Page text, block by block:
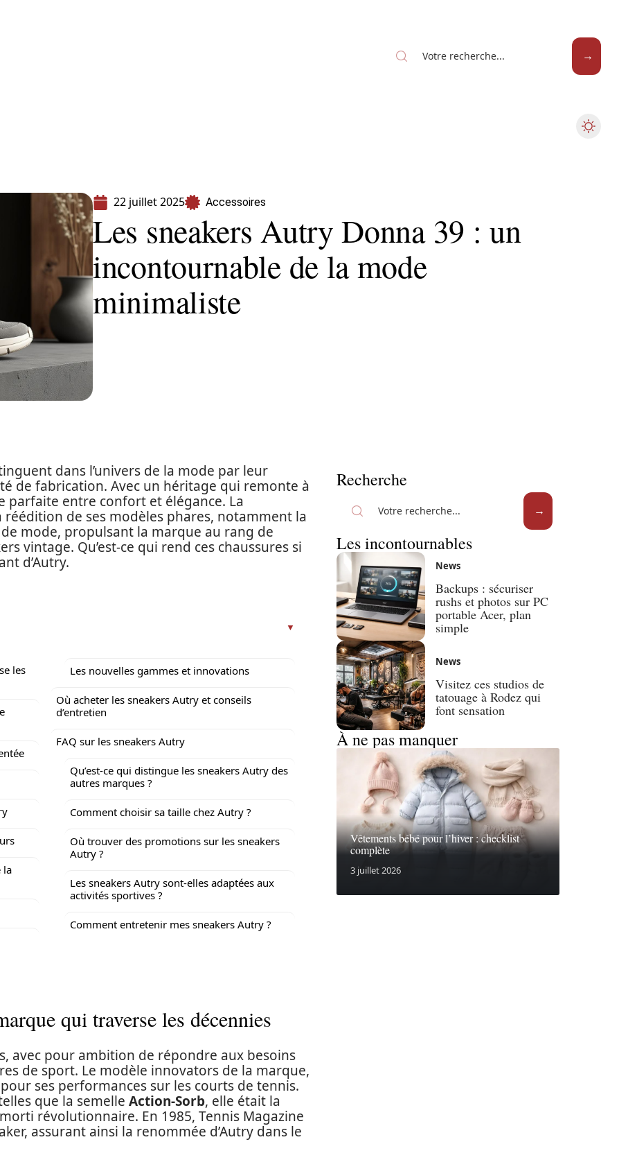
22 juillet 2025 Accessoires
Les sneakers Autry Donna 39 : un
incontournable de la mode
minimaliste
dans l’univers de la mode par leur
de fabrication. Avec un héritage qui remonte à
parfaite entre confort et élégance. La
réédition de ses modèles phares, notamment la
mode, propulsant la marque au rang de
vintage. Qu’est-ce qui rend ces chaussures si
d’Autry.
les
la
Les nouvelles gammes et innovations
Où acheter les sneakers Autry et conseils
d’entretien
FAQ sur les sneakers Autry
Qu’est-ce qui distingue les sneakers Autry des
autres marques ?
Comment choisir sa taille chez Autry ?
Où trouver des promotions sur les sneakers
Autry ?
Les sneakers Autry sont-elles adaptées aux
activités sportives ?
Comment entretenir mes sneakers Autry ?
qui traverse les décennies
avec pour ambition de répondre aux besoins
de sport. Le modèle innovators de la marque,
ses performances sur les courts de tennis.
que la semelle Action-Sorb, elle était la
révolutionnaire. En 1985, Tennis Magazine
assurant ainsi la renommée d’Autry dans le
Recherche
Les incontournables
News
Backups : sécuriser
rushs et photos sur PC
portable Acer, plan
simple
News
Visitez ces studios de
tatouage à Rodez qui
font sensation
À ne pas manquer
Vêtements bébé pour l’hiver : checklist
complète
3 juillet 2026